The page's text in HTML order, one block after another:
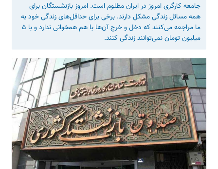
جامعه کارگری امروز در ایران مظلوم است. امروز بازنشستگان برای
همه مسائل زندگی مشکل دارند. برخی برای حداقل‌های زندگی خود به
ما مراجعه می‌کنند که دخل و خرج آن‌ها با هم همخوانی ندارد و با ۵
میلیون تومان نمی‌توانند زندگی کنند.